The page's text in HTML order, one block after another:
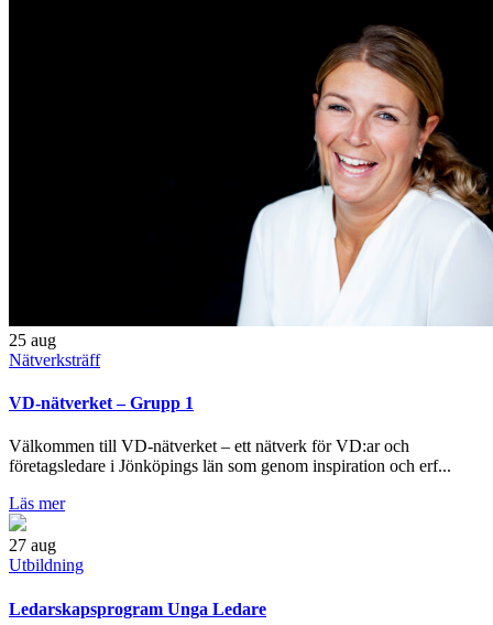
25 aug
Nätverksträff
VD-nätverket – Grupp 1
Välkommen till VD-nätverket – ett nätverk för VD:ar och
företagsledare i Jönköpings län som genom inspiration och erf...
Läs mer
27 aug
Utbildning
Ledarskapsprogram Unga Ledare